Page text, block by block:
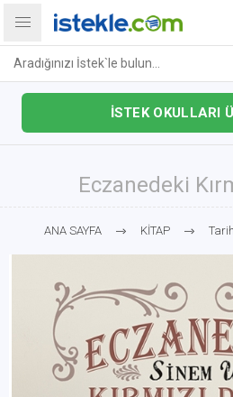
İSTEK OKULLARI
Eczanedeki
ANA SAYFA KİTAP